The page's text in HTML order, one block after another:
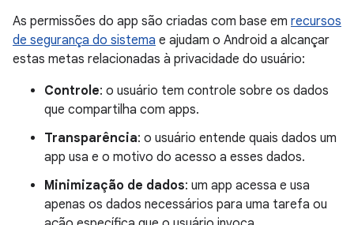
As permissões do app são criadas com base em recursos
de segurança do sistema e ajudam o Android a alcançar
estas metas relacionadas à privacidade do usuário:
Controle: o usuário tem controle sobre os dados
que compartilha com apps.
Transparência: o usuário entende quais dados um
app usa e o motivo do acesso a esses dados.
Minimização de dados: um app acessa e usa
apenas os dados necessários para uma tarefa ou